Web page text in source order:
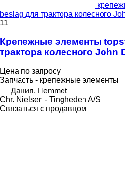
beslag для трактора колесного
11
Крепежные элементы
трактора колесного John
Цена по запросу
Запчасть - крепежные элементы
Дания, Hemmet
Chr. Nielsen - Tingheden A/S
Связаться с продавцом